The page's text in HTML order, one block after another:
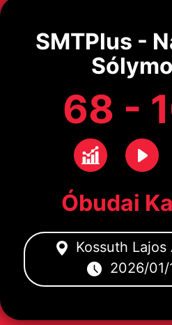
SMTPlus -
68 -
Óbudai
Kossuth Lajos
2026/01/